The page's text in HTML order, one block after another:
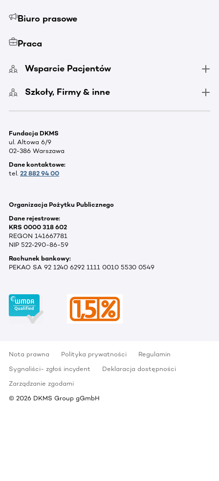
Biuro prasowe
Praca
Wsparcie Pacjentów
Szkoły, Firmy & inne
Fundacja DKMS
ul. Altowa 6/9
02-386 Warszawa
Dane kontaktowe:
tel. 22 882 94 00
Organizacja Pożytku Publicznego
Dane rejestrowe:
KRS 0000 318 602
REGON 141667781
NIP 522-290-86-59
Rachunek bankowy:
PEKAO SA 92 1240 6292 1111 0010 5530 0549
Nota prawna Polityka prywatności
Regulamin
Sygnaliści- zgłoś incydent
Deklaracja dostępności
Zarządzanie zgodami
© 2026 DKMS Group gGmbH